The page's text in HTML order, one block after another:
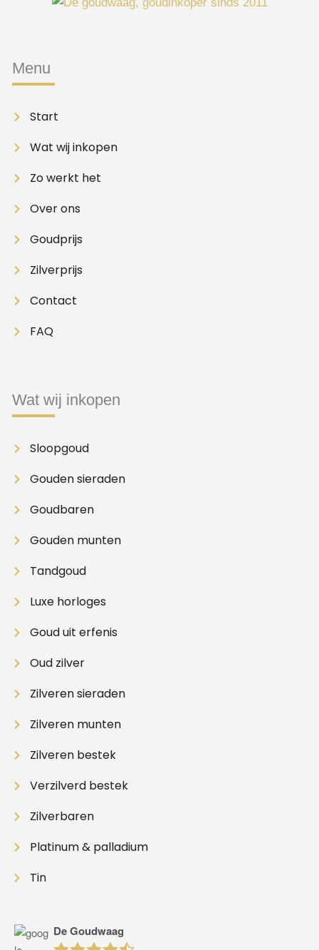
Menu
Start
Wat wij inkopen
Zo werkt het
Over ons
Goudprijs
Zilverprijs
Contact
FAQ
Wat wij inkopen
Sloopgoud
Gouden sieraden
Goudbaren
Gouden munten
Tandgoud
Luxe horloges
Goud uit erfenis
Oud zilver
Zilveren sieraden
Zilveren munten
Zilveren bestek
Verzilverd bestek
Zilverbaren
Platinum & palladium
Tin
De Goudwaag